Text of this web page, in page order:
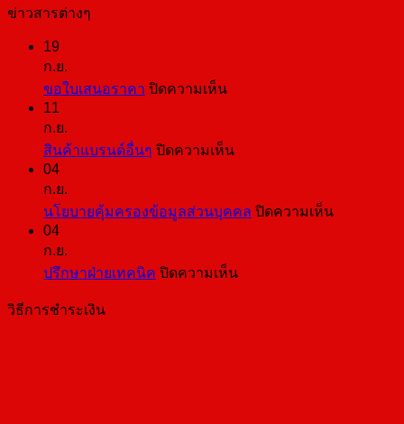
ข่าวสารต่างๆ
19
ก.ย.
ขอใบเสนอราคา ปิดความเห็นบน
เสนอ
11
ก.ย.
สินค้าแบรนด์อื่นๆ ปิดความเห็นบน
รนด์
04
ก.ย.
นโยบายคุ้มครองข้อมูลส่วนบุคคล ปิดความเห็นบน
04
ก.ย.
ปรึกษาฝ่ายเทคนิค ปิดความเห็นบน
วิธีการชำระเงิน